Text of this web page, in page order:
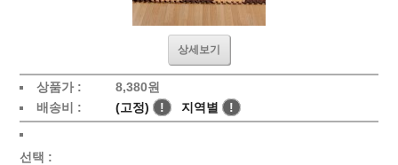
상세보기
상품가 :
8,380원
배송비 :
(고정) ! 지역별 !
선택 :